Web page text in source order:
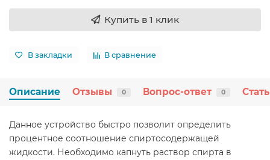
Купить в 1 клик
В закладки В сравнение
Описание Отзывы 0 Вопрос-ответ 0
Данное устройство быстро позволит определить
процентное соотношение спиртосодержащей
жидкости. Необходимо капнуть раствор спирта в